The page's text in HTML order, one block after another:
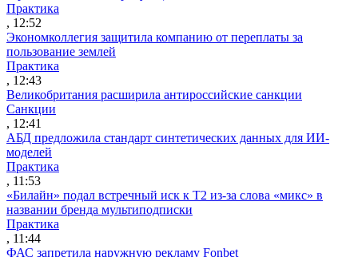
Практика
, 12:52
Экономколлегия защитила компанию от переплаты за
пользование землей
Практика
, 12:43
Великобритания расширила антироссийские санкции
Санкции
, 12:41
АБД предложила стандарт синтетических данных для ИИ-
моделей
Практика
, 11:53
«Билайн» подал встречный иск к Т2 из-за слова «микс» в
названии бренда мультиподписки
Практика
, 11:44
ФАС запретила наружную рекламу Fonbet